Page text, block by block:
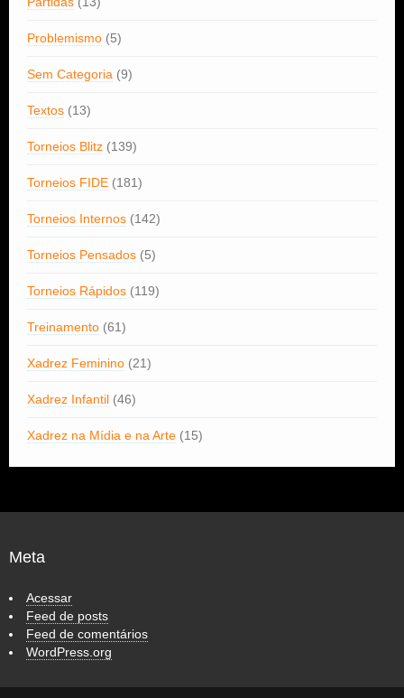
Problemismo (5)
Sem Categoria (9)
Textos (13)
Torneios Blitz (139)
Torneios FIDE (181)
Torneios Internos (142)
Torneios Pensados (5)
Torneios Rápidos (119)
Treinamento (61)
Xadrez Feminino (21)
Xadrez Infantil (46)
Xadrez na Mídia e na Arte (15)
Meta
Acessar
Feed de posts
Feed de comentários
WordPress.org